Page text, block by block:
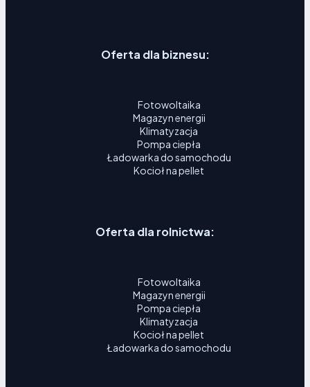
Oferta dla biznesu:
Fotowoltaika
Magazyn energii
Klimatyzacja
Pompa ciepła
Ładowarka do samochodu
Kocioł na pellet
Oferta dla rolnictwa:
Fotowoltaika
Magazyn energii
Pompa ciepła
Klimatyzacja
Kocioł na pellet
Ładowarka do samochodu